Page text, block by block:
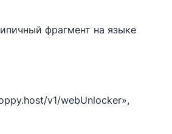
фрагмент на языке
v1/webUnlocker»,